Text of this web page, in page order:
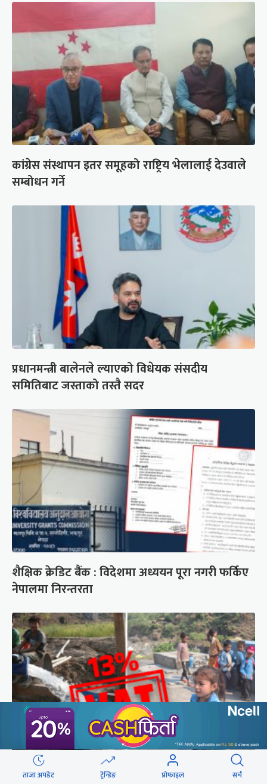
कांग्रेस संस्थापन इतर समूहको राष्ट्रिय भेलालाई देउवाले
सम्बोधन गर्ने
प्रधानमन्त्री बालेनले ल्याएको विधेयक संसदीय
समितिबाट जस्ताको तस्तै सदर
शैक्षिक क्रेडिट बैंक : विदेशमा अध्ययन पूरा नगरी फर्किए
नेपालमा निरन्तरता
सिँचाइ र खानेपानी : विद्युत् महसुलमा सहुलियत दर, तर
ताजा अपडेट ट्रेन्डिङ प्रोफाइल सर्च